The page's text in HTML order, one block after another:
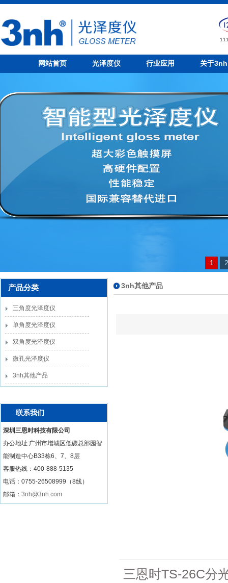
网站首页 光泽度仪 行业应用 关于3nh
1 2
产品分类
三角度光泽度仪
单角度光泽度仪
双角度光泽度仪
微孔光泽度仪
3nh其他产品
联系我们
深圳三恩时科技有限公司
办公地址:广州市增城区低碳总部园智
能制造中心B33栋6、7、8层
客服热线： 400-888-5135
电话：0755-26508999（8线）
邮箱： 3nh@3nh.com
3nh其他产品
三恩时TS-26C分